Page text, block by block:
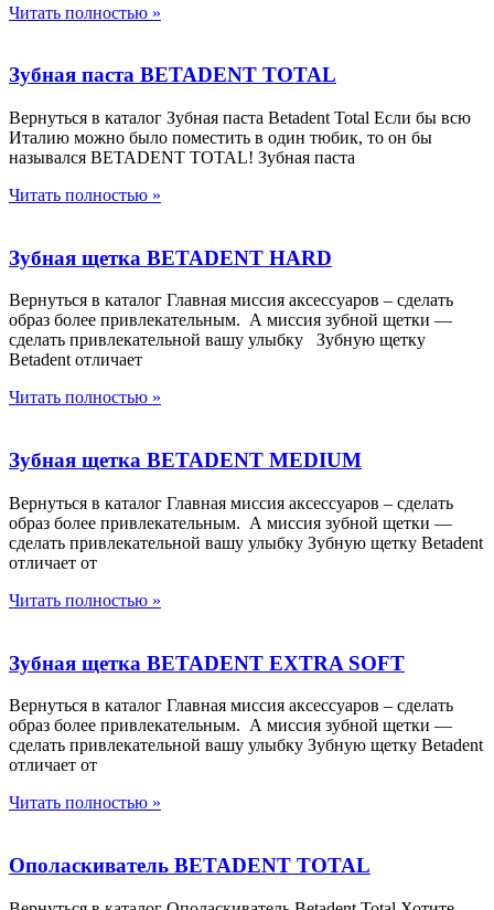
Читать полностью »
Зубная паста BETADENT TOTAL
Вернуться в каталог Зубная паста Betadent Total Если бы всю
Италию можно было поместить в один тюбик, то он бы
назывался BETADENT TOTAL! Зубная паста
Читать полностью »
Зубная щетка BETADENT HARD
Вернуться в каталог Главная миссия аксессуаров – сделать
образ более привлекательным. А миссия зубной щетки —
сделать привлекательной вашу улыбку Зубную щетку
Betadent отличает
Читать полностью »
Зубная щетка BETADENT MEDIUM
Вернуться в каталог Главная миссия аксессуаров – сделать
образ более привлекательным. А миссия зубной щетки —
сделать привлекательной вашу улыбку Зубную щетку Betadent
отличает от
Читать полностью »
Зубная щетка BETADENT EXTRA SOFT
Вернуться в каталог Главная миссия аксессуаров – сделать
образ более привлекательным. А миссия зубной щетки —
сделать привлекательной вашу улыбку Зубную щетку Betadent
отличает от
Читать полностью »
Ополаскиватель BETADENT TOTAL